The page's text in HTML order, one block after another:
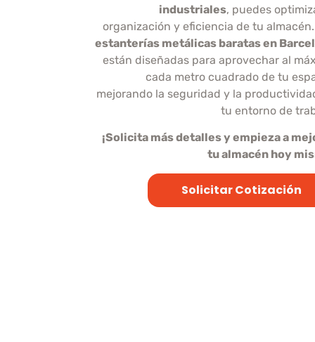
industriales, puedes
organización y eficiencia de tu
estanterías metálicas baratas en
están diseñadas para aprovechar al
cada metro cuadrado de tu
mejorando la seguridad y la
tu entorno de
¡Solicita más detalles y empieza a
tu almacén hoy
Solicitar Cotización